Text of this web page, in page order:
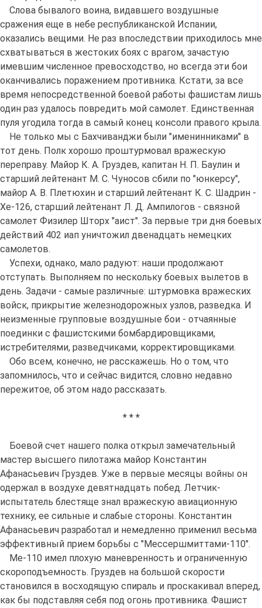
Слова бывалого воина, видавшего воздушные
сражения еще в небе республиканской Испании,
оказались вещими. Не раз впоследствии приходилось мне
схватываться в жестоких боях с врагом, зачастую
имевшим численное превосходство, но всегда эти бои
оканчивались поражением противника. Кстати, за все
время непосредственной боевой работы фашистам лишь
один раз удалось повредить мой самолет. Единственная
пуля угодила тогда в самый конец консоли правого крыла.
Не только мы с Бахчиванджи были "именинниками" в
тот день. Полк хорошо проштурмовал вражескую
переправу. Майор К. А. Груздев, капитан Н. П. Баулин и
старший лейтенант М. С. Чуносов сбили по "юнкерсу",
майор А. В. Плетюхин и старший лейтенант К. С. Шадрин -
Хе-126, старший лейтенант Л. Д. Ампилогов - связной
самолет Физилер Шторх "аист". За первые три дня боевых
действий 402 иап уничтожил двенадцать немецких
самолетов.
Успехи, однако, мало радуют: наши продолжают
отступать. Выполняем по нескольку боевых вылетов в
день. Задачи - самые различные: штурмовка вражеских
войск, прикрытие железнодорожных узлов, разведка. И
неизменные групповые воздушные бои - отчаянные
поединки с фашистскими бомбардировщиками,
истребителями, разведчиками, корректировщиками.
Обо всем, конечно, не расскажешь. Но о том, что
запомнилось, что и сейчас видится, словно недавно
пережитое, об этом надо рассказать.
* * *
Боевой счет нашего полка открыл замечательный
мастер высшего пилотажа майор Константин
Афанасьевич Груздев. Уже в первые месяцы войны он
одержал в воздухе девятнадцать побед. Летчик-
испытатель блестяще знал вражескую авиационную
технику, ее сильные и слабые стороны. Константин
Афанасьевич разработал и немедленно применил весьма
эффективный прием борьбы с "Мессершмиттами-110".
Ме-110 имел плохую маневренность и ограниченную
скороподъемность. Груздев на большой скорости
становился в восходящую спираль и проскакивал вперед,
как бы подставляя себя под огонь противника. Фашист